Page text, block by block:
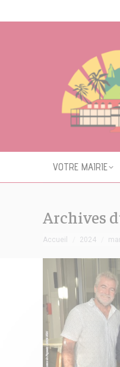
VOTRE MAIRIE
Archives
Vous êtes ici :
Accueil 2024